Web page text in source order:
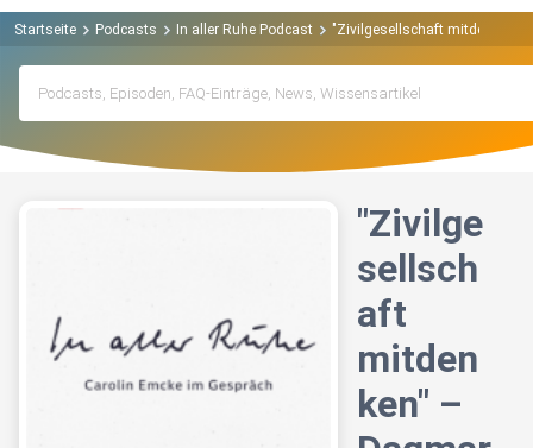
Startseite Podcasts In aller Ruhe Podcast "Zivilgesellschaft mitdenken"
"Zivilge
sellsch
aft
mitden
ken" –